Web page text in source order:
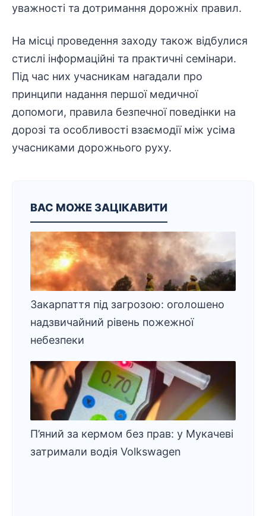
уважності та дотримання дорожніх правил.
На місці проведення заходу також відбулися
стислі інформаційні та практичні семінари.
Під час них учасникам нагадали про
принципи надання першої медичної
допомоги, правила безпечної поведінки на
дорозі та особливості взаємодії між усіма
учасниками дорожнього руху.
ВАС МОЖЕ ЗАЦІКАВИТИ
Закарпаття під загрозою: оголошено
надзвичайний рівень пожежної
небезпеки
П’яний за кермом без прав: у Мукачеві
затримали водія Volkswagen